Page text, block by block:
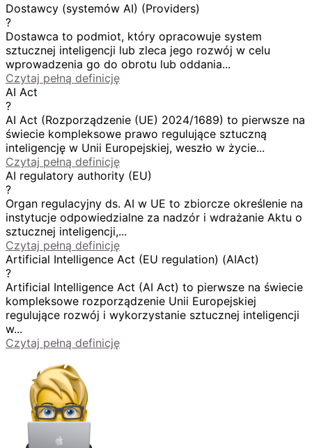
Dostawcy (systemów AI) (Providers)
?
Dostawca to podmiot, który opracowuje system
sztucznej inteligencji lub zleca jego rozwój w celu
wprowadzenia go do obrotu lub oddania...
Czytaj pełną definicję
AI Act
?
AI Act (Rozporządzenie (UE) 2024/1689) to pierwsze na
świecie kompleksowe prawo regulujące sztuczną
inteligencję w Unii Europejskiej, weszło w życie...
Czytaj pełną definicję
AI regulatory authority (EU)
?
Organ regulacyjny ds. AI w UE to zbiorcze określenie na
instytucje odpowiedzialne za nadzór i wdrażanie Aktu o
sztucznej inteligencji,...
Czytaj pełną definicję
Artificial Intelligence Act (EU regulation) (AIAct)
?
Artificial Intelligence Act (AI Act) to pierwsze na świecie
kompleksowe rozporządzenie Unii Europejskiej
regulujące rozwój i wykorzystanie sztucznej inteligencji
w...
Czytaj pełną definicję